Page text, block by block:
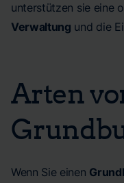
unterstützen sie eine
Verwaltung und die
Arten
Wenn Sie einen